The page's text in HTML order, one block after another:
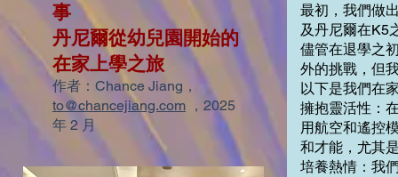
事
丹尼爾從幼兒園開始的
在家上學之旅
作者：Chance Jiang，
to@chancejiang.com ，2025
年 2 月
最初，我們做
及丹尼爾在K5
儘管在退學之
外的挑戰，但
以下是我們在
擁抱靈活性：
用航空和遙控
和才能，尤其
培養熱情：我